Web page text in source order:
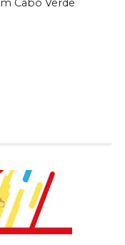
Cabo Verde